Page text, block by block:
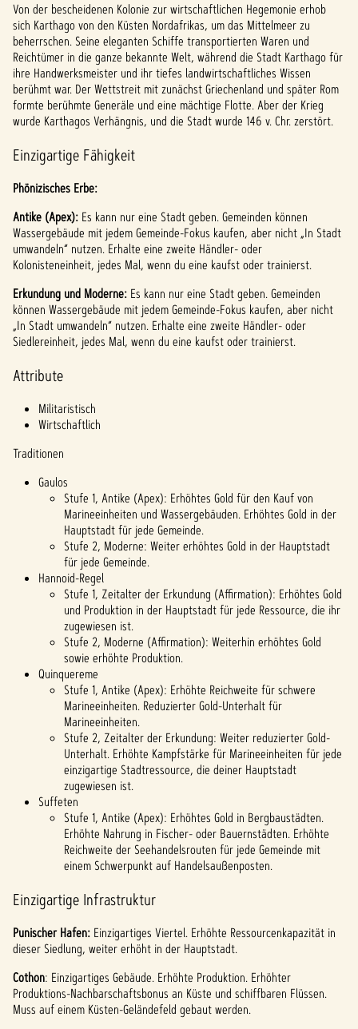
Von der bescheidenen Kolonie zur wirtschaftlichen Hegemonie erhob
sich Karthago von den Küsten Nordafrikas, um das Mittelmeer zu
beherrschen. Seine eleganten Schiffe transportierten Waren und
Reichtümer in die ganze bekannte Welt, während die Stadt Karthago für
ihre Handwerksmeister und ihr tiefes landwirtschaftliches Wissen
berühmt war. Der Wettstreit mit zunächst Griechenland und später Rom
formte berühmte Generäle und eine mächtige Flotte. Aber der Krieg
wurde Karthagos Verhängnis, und die Stadt wurde 146 v. Chr. zerstört.
Einzigartige Fähigkeit
Phönizisches Erbe:
Antike (Apex): Es kann nur eine Stadt geben. Gemeinden können
Wassergebäude mit jedem Gemeinde-Fokus kaufen, aber nicht „In Stadt
umwandeln“ nutzen. Erhalte eine zweite Händler- oder
Kolonisteneinheit, jedes Mal, wenn du eine kaufst oder trainierst.
Erkundung und Moderne: Es kann nur eine Stadt geben. Gemeinden
können Wassergebäude mit jedem Gemeinde-Fokus kaufen, aber nicht
„In Stadt umwandeln“ nutzen. Erhalte eine zweite Händler- oder
Siedlereinheit, jedes Mal, wenn du eine kaufst oder trainierst.
Attribute
Militaristisch
Wirtschaftlich
Traditionen
Gaulos
Stufe 1, Antike (Apex): Erhöhtes Gold für den Kauf von
Marineeinheiten und Wassergebäuden. Erhöhtes Gold in der
Hauptstadt für jede Gemeinde.
Stufe 2, Moderne: Weiter erhöhtes Gold in der Hauptstadt
für jede Gemeinde.
Hannoid-Regel
Stufe 1, Zeitalter der Erkundung (Affirmation): Erhöhtes Gold
und Produktion in der Hauptstadt für jede Ressource, die ihr
zugewiesen ist.
Stufe 2, Moderne (Affirmation): Weiterhin erhöhtes Gold
sowie erhöhte Produktion.
Quinquereme
Stufe 1, Antike (Apex): Erhöhte Reichweite für schwere
Marineeinheiten. Reduzierter Gold-Unterhalt für
Marineeinheiten.
Stufe 2, Zeitalter der Erkundung: Weiter reduzierter Gold-
Unterhalt. Erhöhte Kampfstärke für Marineeinheiten für jede
einzigartige Stadtressource, die deiner Hauptstadt
zugewiesen ist.
Suffeten
Stufe 1, Antike (Apex): Erhöhtes Gold in Bergbaustädten.
Erhöhte Nahrung in Fischer- oder Bauernstädten. Erhöhte
Reichweite der Seehandelsrouten für jede Gemeinde mit
einem Schwerpunkt auf Handelsaußenposten.
Einzigartige Infrastruktur
Punischer Hafen: Einzigartiges Viertel. Erhöhte Ressourcenkapazität in
dieser Siedlung, weiter erhöht in der Hauptstadt.
Cothon: Einzigartiges Gebäude. Erhöhte Produktion. Erhöhter
Produktions-Nachbarschaftsbonus an Küste und schiffbaren Flüssen.
Muss auf einem Küsten-Geländefeld gebaut werden.